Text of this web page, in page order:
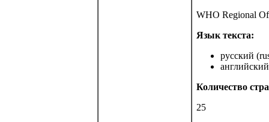
WHO Regional
Язык текста:
русский
Количество
25